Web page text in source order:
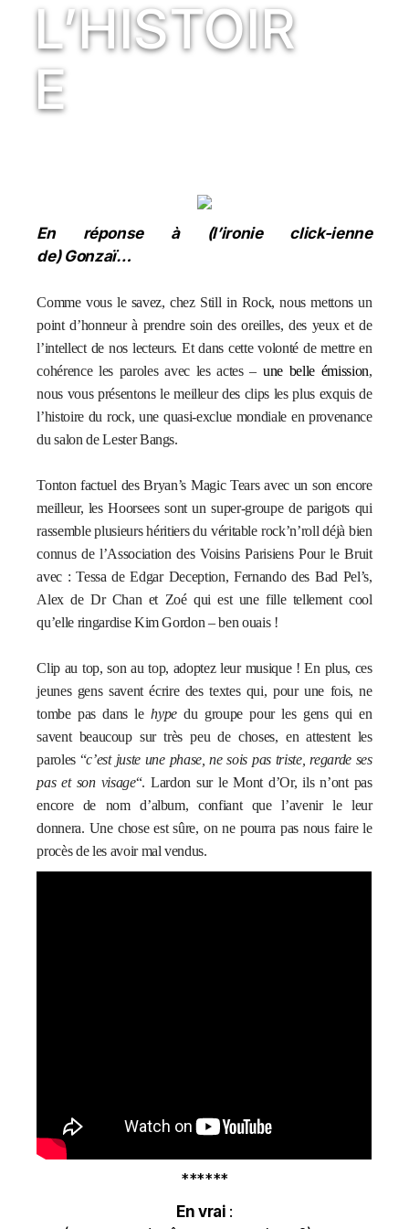
L’HISTOIR
E
En réponse à (l’ironie click-ienne
de) Gonzaï…
Comme vous le savez, chez Still in Rock, nous mettons un
point d’honneur à prendre soin des oreilles, des yeux et de
l’intellect de nos lecteurs. Et dans cette volonté de mettre en
cohérence les paroles avec les actes – une belle émission,
nous vous présentons le meilleur des clips les plus exquis de
l’histoire du rock, une quasi-exclue mondiale en provenance
du salon de Lester Bangs.
Tonton factuel des Bryan’s Magic Tears avec un son encore
meilleur, les Hoorsees sont un super-groupe de parigots qui
rassemble plusieurs héritiers du véritable rock’n’roll déjà bien
connus de l’Association des Voisins Parisiens Pour le Bruit
avec : Tessa de Edgar Deception, Fernando des Bad Pel’s,
Alex de Dr Chan et Zoé qui est une fille tellement cool
qu’elle ringardise Kim Gordon – ben ouais !
Clip au top, son au top, adoptez leur musique ! En plus, ces
jeunes gens savent écrire des textes qui, pour une fois, ne
tombe pas dans lehypedu groupe pour les gens qui en
savent beaucoup sur très peu de choses, en attestent les
paroles “c’est juste une phase, ne sois pas triste, regarde ses
pas et son visage“. Lardon sur le Mont d’Or, ils n’ont pas
encore de nom d’album, confiant que l’avenir le leur
donnera. Une chose est sûre, on ne pourra pas nous faire le
procès de les avoir mal vendus.
******
En vrai :